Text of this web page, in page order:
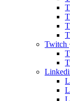
Twitch